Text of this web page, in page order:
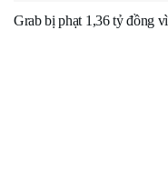
Grab bị phạt 1,36 tỷ đồng